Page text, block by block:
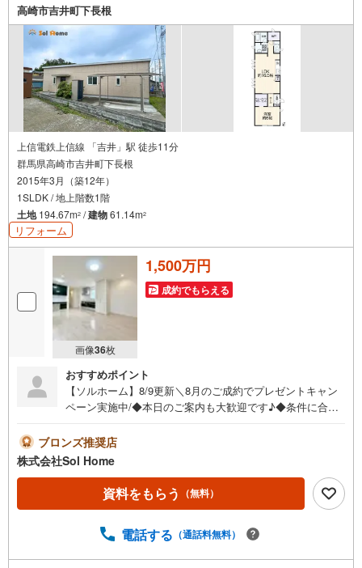
高崎市吉井町下長根
上信電鉄上信線 「吉井」駅 徒歩11分
群馬県高崎市吉井町下長根
2015年3月（築12年）
1SLDK / 地上階数1階
土地194.67m2 /建物61.14m2
リフォーム
画像36枚
1,500万円
成約でもらえる
おすすめポイント
【ソルホーム】8/9更新＼8月のご成約でプレゼントキャン
ペーン実施中/◆本日のご案内も大歓迎です♪◆条件に合っ
欲しい、ローン相談をしたい、小さな疑問なども大歓迎で
す♪》＝＝＝＝＝＝＝＝＝＝＝＝＝＝＝＝＝＝＝＝＝＝＝
時間はお電話が繋がりやすくなっております。ぜひお気軽
にご連絡下さい！現地を見学される場合は「室内・現地を
だけますとスムーズにご案内が可能です。＝＝＝＝＝＝＝
ブロンズ推奨店
株式会社Sol Home
資料をもらう （無料）
電話する （通話料無料）